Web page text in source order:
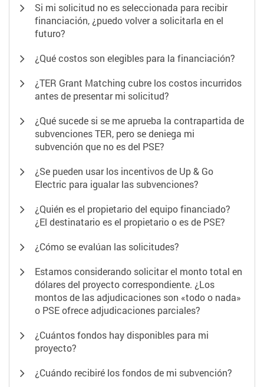
Si mi solicitud no es seleccionada para recibir
financiación, ¿puedo volver a solicitarla en el
futuro?
¿Qué costos son elegibles para la financiación?
¿TER Grant Matching cubre los costos incurridos
antes de presentar mi solicitud?
¿Qué sucede si se me aprueba la contrapartida de
subvenciones TER, pero se deniega mi
subvención que no es del PSE?
¿Se pueden usar los incentivos de Up & Go
Electric para igualar las subvenciones?
¿Quién es el propietario del equipo financiado?
¿El destinatario es el propietario o es de PSE?
¿Cómo se evalúan las solicitudes?
Estamos considerando solicitar el monto total en
dólares del proyecto correspondiente. ¿Los
montos de las adjudicaciones son «todo o nada»
o PSE ofrece adjudicaciones parciales?
¿Cuántos fondos hay disponibles para mi
proyecto?
¿Cuándo recibiré los fondos de mi subvención?